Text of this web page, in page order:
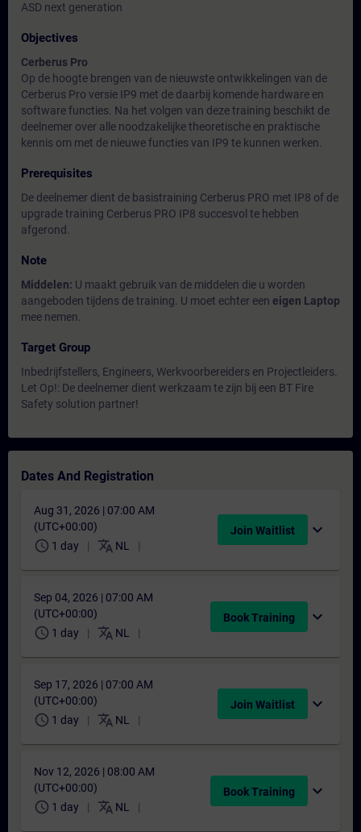
ASD next generation
Objectives
Cerberus Pro
Op de hoogte brengen van de nieuwste ontwikkelingen van de
Cerberus Pro versie IP9 met de daarbij komende hardware en
software functies. Na het volgen van deze training beschikt de
deelnemer over alle noodzakelijke theoretische en praktische
kennis om met de nieuwe functies van IP9 te kunnen werken.
Prerequisites
De deelnemer dient de basistraining Cerberus PRO met IP8 of de
upgrade training Cerberus PRO IP8 succesvol te hebben
afgerond.
Note
Middelen: U maakt gebruik van de middelen die u worden
aangeboden tijdens de training. U moet echter een eigen Laptop
mee nemen.
Target Group
Inbedrijfstellers, Engineers, Werkvoorbereiders en Projectleiders.
Let Op!: De deelnemer dient werkzaam te zijn bij een BT Fire
Safety solution partner!
Dates And Registration
Aug 31, 2026 | 07:00 AM
(UTC+00:00)
schedule 1 day translate NL
Join Waitlist expand_more
Sep 04, 2026 | 07:00 AM
(UTC+00:00)
schedule 1 day translate NL
Book Training expand_more
Sep 17, 2026 | 07:00 AM
(UTC+00:00)
schedule 1 day translate NL
Join Waitlist expand_more
Nov 12, 2026 | 08:00 AM
(UTC+00:00)
schedule 1 day translate NL
Book Training expand_more